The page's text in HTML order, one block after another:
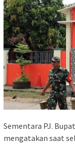
Sementara PJ.
mengatakan saat